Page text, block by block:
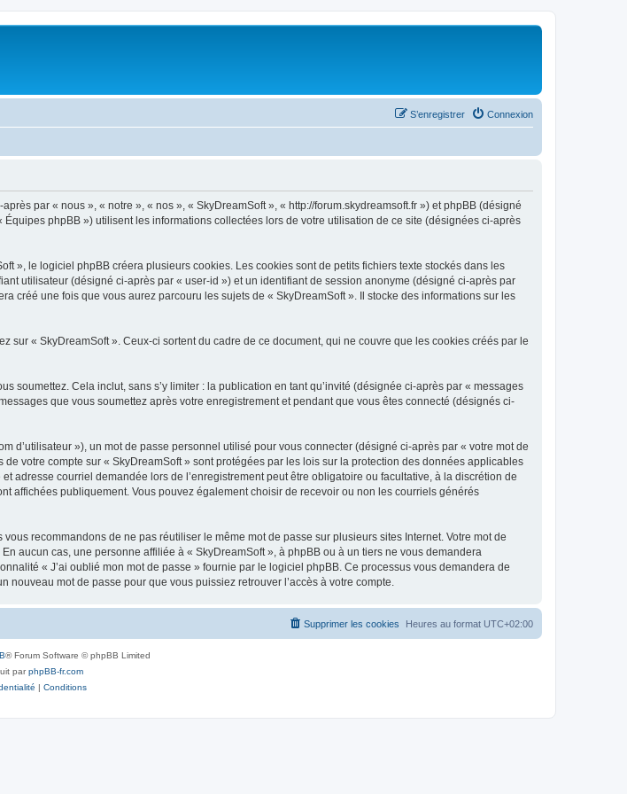
Connexion
S’enregistrer
par « nous », « notre », « nos », « SkyDreamSoft », « http://forum.skydreamsoft.fr ») et phpBB (désigné
phpBB ») utilisent les informations collectées lors de votre utilisation de ce site (désignées ci-après
», le logiciel phpBB créera plusieurs cookies. Les cookies sont de petits fichiers texte stockés dans les
utilisateur (désigné ci-après par « user-id ») et un identifiant de session anonyme (désigné ci-après par
créé une fois que vous aurez parcouru les sujets de « SkyDreamSoft ». Il stocke des informations sur les
« SkyDreamSoft ». Ceux-ci sortent du cadre de ce document, qui ne couvre que les cookies créés par le
soumettez. Cela inclut, sans s’y limiter : la publication en tant qu’invité (désignée ci-après par « messages
que vous soumettez après votre enregistrement et pendant que vous êtes connecté (désignés ci-
d’utilisateur »), un mot de passe personnel utilisé pour vous connecter (désigné ci-après par « votre mot de
votre compte sur « SkyDreamSoft » sont protégées par les lois sur la protection des données applicables
adresse courriel demandée lors de l’enregistrement peut être obligatoire ou facultative, à la discrétion de
affichées publiquement. Vous pouvez également choisir de recevoir ou non les courriels générés
recommandons de ne pas réutiliser le même mot de passe sur plusieurs sites Internet. Votre mot de
aucun cas, une personne affiliée à « SkyDreamSoft », à phpBB ou à un tiers ne vous demandera
« J’ai oublié mon mot de passe » fournie par le logiciel phpBB. Ce processus vous demandera de
mot de passe pour que vous puissiez retrouver l’accès à votre compte.
Heures au format UTC+02:00
Supprimer les cookies
® Forum Software © phpBB Limited
parphpBB-fr.com
| Conditions